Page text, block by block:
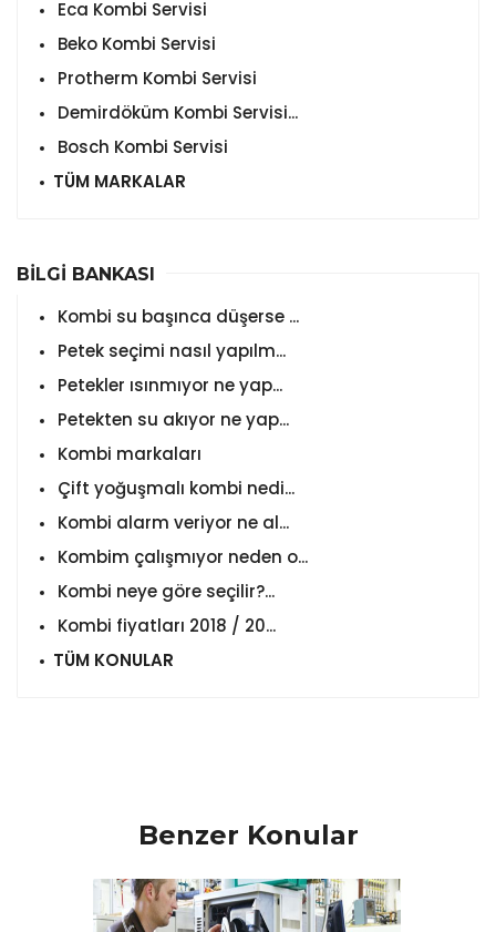
Eca Kombi Servisi
Beko Kombi Servisi
Protherm Kombi Servisi
Demirdöküm Kombi Servisi...
Bosch Kombi Servisi
TÜM MARKALAR
BİLGİ BANKASI
Kombi su başınca düşerse ...
Petek seçimi nasıl yapılm...
Petekler ısınmıyor ne yap...
Petekten su akıyor ne yap...
Kombi markaları
Çift yoğuşmalı kombi nedi...
Kombi alarm veriyor ne al...
Kombim çalışmıyor neden o...
Kombi neye göre seçilir?...
Kombi fiyatları 2018 / 20...
TÜM KONULAR
Benzer Konular